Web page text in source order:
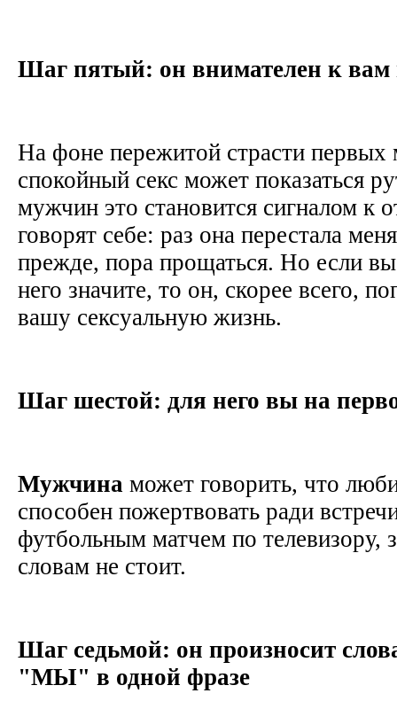
Шаг пятый: он внимателен к вам
На фоне пережитой страсти
спокойный секс может показаться
мужчин это становится сигналом к
говорят себе: раз она перестала
прежде, пора прощаться. Но если
него значите, то он, скорее всего,
вашу сексуальную жизнь.
Шаг шестой: для него вы на
Мужчина может говорить, что
способен пожертвовать ради
футбольным матчем по телевизору,
словам не стоит.
Шаг седьмой: он произносит
"МЫ" в одной фразе